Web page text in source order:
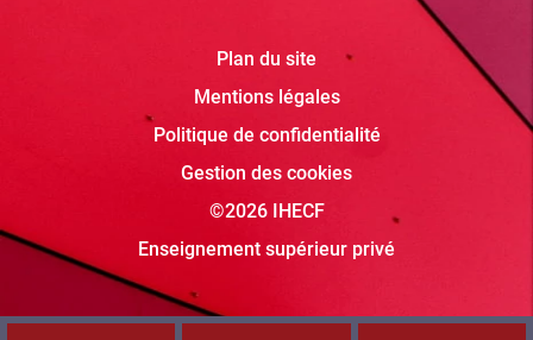
Plan du site
Mentions légales
Politique de confidentialité
Gestion des cookies
©2026 IHECF
Enseignement supérieur privé